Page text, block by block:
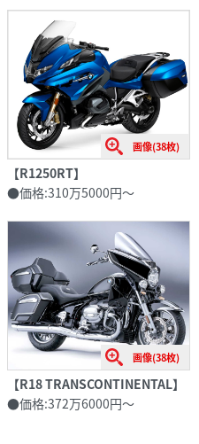
画像(38枚)
【R1250RT】
●価格:310万5000円〜
画像(38枚)
【R18 TRANSCONTINENTAL】
●価格:372万6000円〜